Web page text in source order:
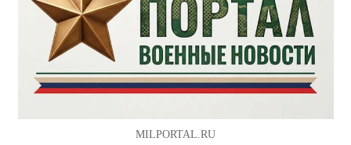
MILPORTAL.RU